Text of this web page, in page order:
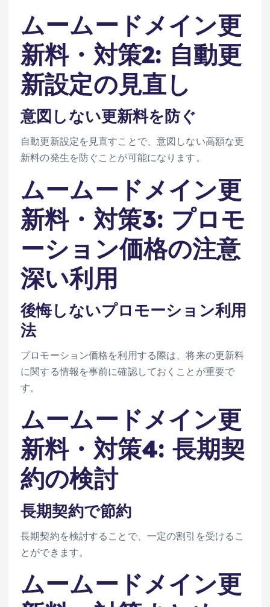
ムームードメイン更
新料・対策2: 自動更
新設定の見直し
意図しない更新料を防ぐ
自動更新設定を見直すことで、意図しない高額な更
新料の発生を防ぐことが可能になります。
ムームードメイン更
新料・対策3: プロモ
ーション価格の注意
深い利用
後悔しないプロモーション利用
法
プロモーション価格を利用する際は、将来の更新料
に関する情報を事前に確認しておくことが重要で
す。
ムームードメイン更
新料・対策4: 長期契
約の検討
長期契約で節約
長期契約を検討することで、一定の割引を受けるこ
とができます。
ムームードメイン更